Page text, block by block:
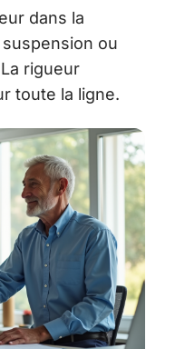
dans la
ou
rigueur
toute la ligne.